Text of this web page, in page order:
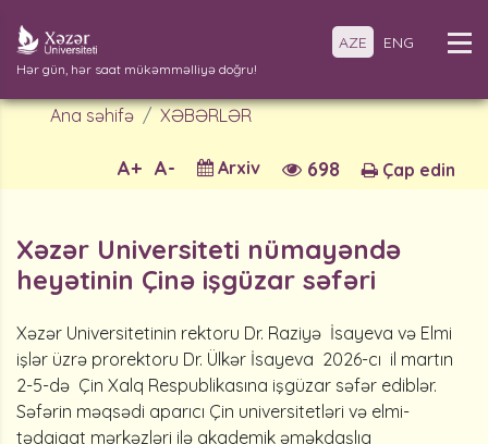
Hər gün, hər saat mükəmməlliyə doğru!
AZE ENG
Ana səhifə XƏBƏRLƏR
Çap edin
698
Arxiv
A-
A+
Xəzər Universiteti nümayəndə
heyətinin Çinə işgüzar səfəri
Xəzər Universitetinin rektoru Dr. Raziyə İsayeva və Elmi
işlər üzrə prorektoru Dr. Ülkər İsayeva 2026-cı il martın
2-5-də Çin Xalq Respublikasına işgüzar səfər ediblər.
Səfərin məqsədi aparıcı Çin universitetləri və elmi-
tədqiqat mərkəzləri ilə akademik əməkdaşlıq